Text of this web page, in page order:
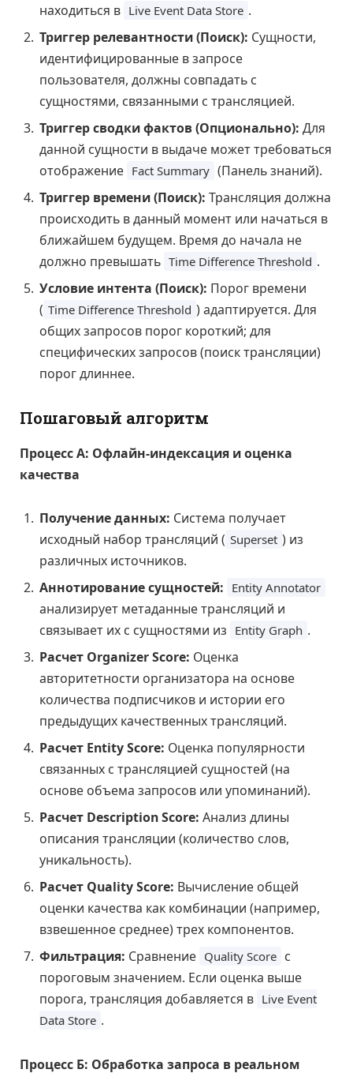
находиться в Live Event Data Store .
Триггер релевантности (Поиск): Сущности,
идентифицированные в запросе
пользователя, должны совпадать с
сущностями, связанными с трансляцией.
Триггер сводки фактов (Опционально): Для
данной сущности в выдаче может требоваться
отображение Fact Summary (Панель знаний).
Триггер времени (Поиск): Трансляция должна
происходить в данный момент или начаться в
ближайшем будущем. Время до начала не
должно превышать Time Difference Threshold .
Условие интента (Поиск): Порог времени
( Time Difference Threshold ) адаптируется. Для
общих запросов порог короткий; для
специфических запросов (поиск трансляции)
порог длиннее.
Пошаговый алгоритм
Процесс А: Офлайн-индексация и оценка
качества
Получение данных: Система получает
исходный набор трансляций ( Superset ) из
различных источников.
Аннотирование сущностей: Entity Annotator
анализирует метаданные трансляций и
связывает их с сущностями из Entity Graph .
Расчет Organizer Score: Оценка
авторитетности организатора на основе
количества подписчиков и истории его
предыдущих качественных трансляций.
Расчет Entity Score: Оценка популярности
связанных с трансляцией сущностей (на
основе объема запросов или упоминаний).
Расчет Description Score: Анализ длины
описания трансляции (количество слов,
уникальность).
Расчет Quality Score: Вычисление общей
оценки качества как комбинации (например,
взвешенное среднее) трех компонентов.
Фильтрация: Сравнение Quality Score с
пороговым значением. Если оценка выше
порога, трансляция добавляется в Live Event
Data Store .
Процесс Б: Обработка запроса в реальном